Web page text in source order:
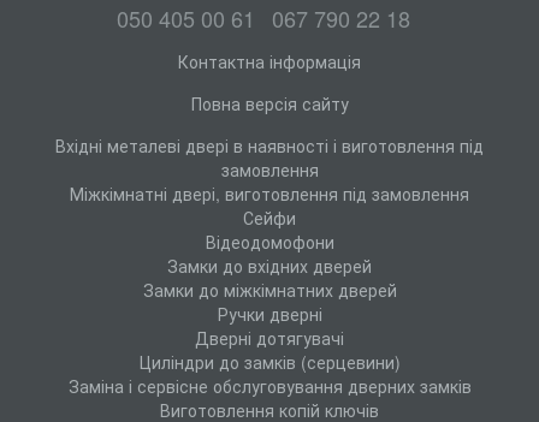
050 405 00 61 067 790 22 18
Контактна інформація
Повна версія сайту
Вхідні металеві двері в наявності і виготовлення під
замовлення
Міжкімнатні двері, виготовлення під замовлення
Сейфи
Відеодомофони
Замки до вхідних дверей
Замки до міжкімнатних дверей
Ручки дверні
Дверні дотягувачі
Циліндри до замків (серцевини)
Заміна і сервісне обслуговування дверних замків
Виготовлення копій ключів